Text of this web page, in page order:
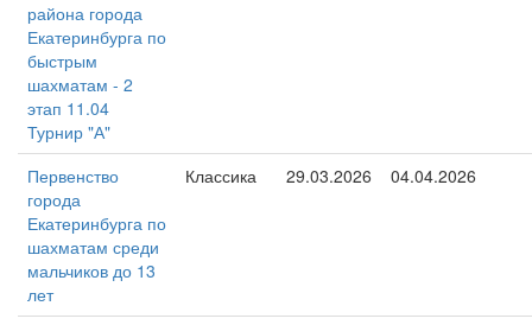
района города
Екатеринбурга по
быстрым
шахматам - 2
этап 11.04
Турнир "А"
Первенство
города
Екатеринбурга по
шахматам среди
мальчиков до 13
лет
Классика 29.03.2026 04.04.2026